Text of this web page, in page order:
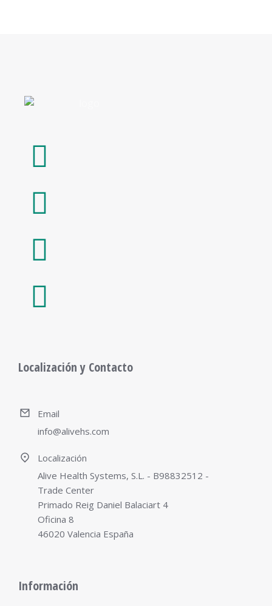
Localización y Contacto
Email
info@alivehs.com
Localización
Alive Health Systems, S.L. - B98832512 -
Trade Center
Primado Reig Daniel Balaciart 4
Oficina 8
46020 Valencia España
Información